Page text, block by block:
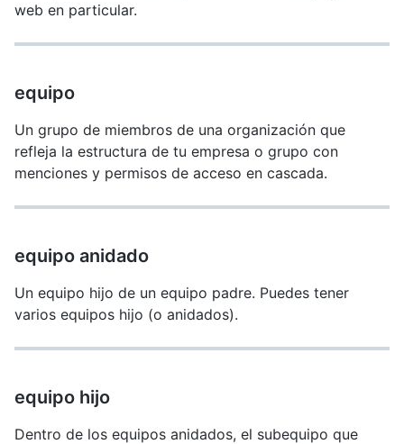
web en particular.
equipo
Un grupo de miembros de una organización que
refleja la estructura de tu empresa o grupo con
menciones y permisos de acceso en cascada.
equipo anidado
Un equipo hijo de un equipo padre. Puedes tener
varios equipos hijo (o anidados).
equipo hijo
Dentro de los equipos anidados, el subequipo que